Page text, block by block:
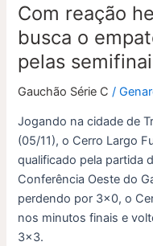
Com reação
busca o
pelas
Gauchão Série C /
Jogando na cidade de
(05/11), o Cerro Largo
qualificado pela partida
Conferência Oeste do
perdendo por 3×0, o
nos minutos finais e
3×3.
heroica,
Cerro
Largo
busca
o
no
jogo
de
ida
pelas
semifinais